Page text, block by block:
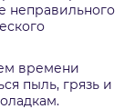
неправильного
времени
пыль, грязь и